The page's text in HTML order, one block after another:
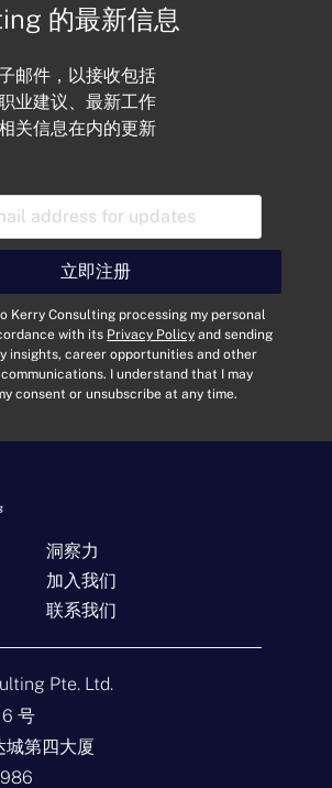
的最新信息
邮件，以接收包括
业建议、最新工作
关信息在内的更新
Kerry Consulting processing my personal
with its Privacy Policy and sending
insights, career opportunities and other
I understand that I may
consent or unsubscribe at any time.
立即注册
洞察力
加入我们
联系我们
Pte. Ltd.
号
第四大厦